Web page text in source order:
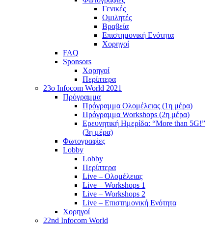
Γενικές
Ομιλητές
Βραβεία
Επιστημονική Ενότητα
Χορηγοί
FAQ
Sponsors
Χορηγοί
Περίπτερα
23o Infocom World 2021
Πρόγραμμα
Πρόγραμμα Ολομέλειας (1η μέρα)
Πρόγραμμα Workshops (2η μέρα)
Ερευνητική Ημερίδα: “More than 5G!”
(3η μέρα)
Φωτογραφίες
Lobby
Lobby
Περίπτερα
Live – Ολομέλειας
Live – Workshops 1
Live – Workshops 2
Live – Επιστημονική Ενότητα
Χορηγοί
22nd Infocom World